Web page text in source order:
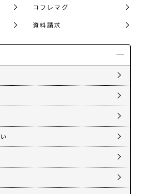
コフレマグ
資料請求